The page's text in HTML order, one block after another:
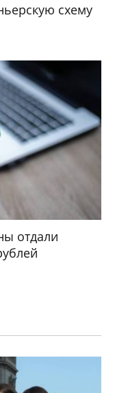
схему
отдали